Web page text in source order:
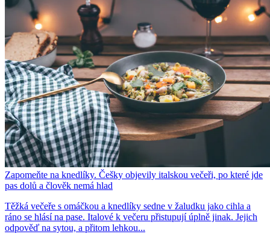
Zapomeňte na knedlíky. Češky objevily italskou večeři, po které jde
pas dolů a člověk nemá hlad
Těžká večeře s omáčkou a knedlíky sedne v žaludku jako cihla a
ráno se hlásí na pase. Italové k večeru přistupují úplně jinak. Jejich
odpověď na sytou, a přitom lehkou...